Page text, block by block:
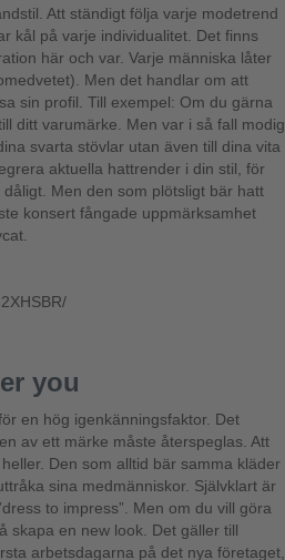
Att ständigt följa varje modetrend
kål på varje individualitet. Det finns
här och var. Varje människa låter
Men det handlar om att
sin profil. Till exempel: Om du gärna
ditt varumärke. Men var i så fall modig
svarta stövlar utan även till dina vita
aktuella hattrender i din stil, för
Men den som plötsligt bär hatt
konsert fångade uppmärksamhet
you
en hög igenkänningsfaktor. Det
av ett märke måste återspeglas. Att
Den som alltid bär samma kläder
sina medmänniskor. Självklart är
to impress”. Men om du vill göra
skapa en new look. Det gäller till
arbetsdagarna på det nya företaget,